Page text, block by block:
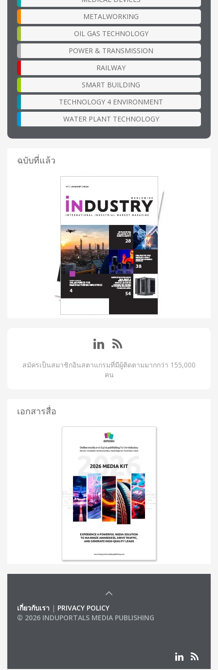
METALWORKING
OIL GAS TECHNOLOGY
POWER & TRANSMISSION
RAILWAY
SMART BUILDING
TECHNOLOGY 4 ENVIRONMENT
WATER PLANT TECHNOLOGY
ฉบับที่แล้ว
สมัครเป็นสมาชิกอินสตาแกรมที่มีผู้ติดตามมากกว่า 155,000
คน
เอกสารสื่อ
เกี่ยวกับเรา | PRIVACY POLICY
© 2026 INDUPORTALS MEDIA PUBLISHING